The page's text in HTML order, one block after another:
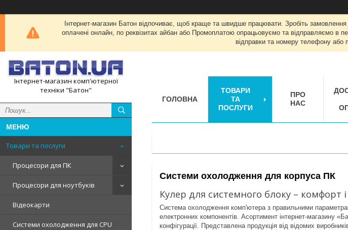
Інтернет-магазин Батон відпочиває, щоб краще та швидше працювати. Зробіть
оплачені онлайн, по реквізитах айбан або Промоплатою опрацьовуємо та відправляємо в
відправки та номеру телефону або
Інтернет-магазин комп'ютерної
техніки "Батон"
Товари та послуги
Процесори для ПК
Процесори для ноутбуків
Відеокарти
Системи охолодження для CPU
ГОЛОВНА
ТОВАРИ
ТА
ПОСЛУГИ
ПРО
НАС
Системи охолодження для корпуса ПК
Кулер для системного блоку – комфорт
Система охолодження комп'ютера з правильними
електронних компонентів. Асортимент інтернет-магазину
конфігурації. Представлена продукція від відомих